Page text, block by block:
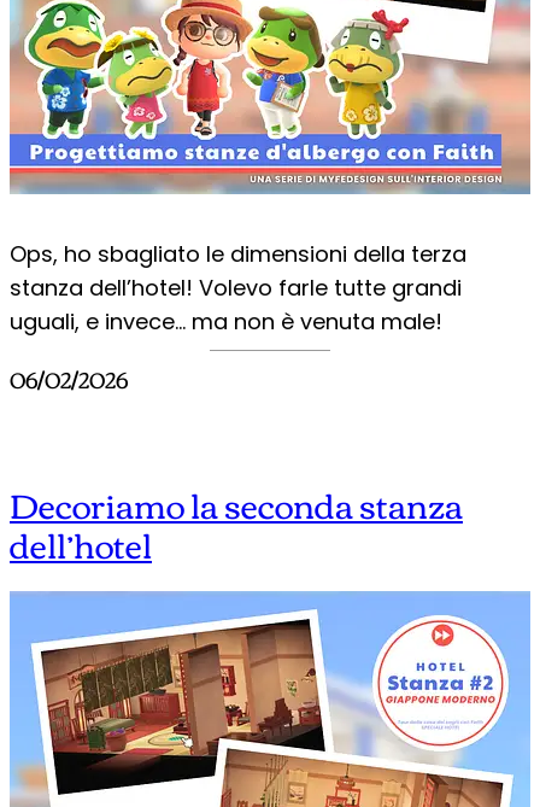
Ops, ho sbagliato le dimensioni della terza
stanza dell’hotel! Volevo farle tutte grandi
uguali, e invece… ma non è venuta male!
06/02/2026
Decoriamo la seconda stanza
dell’hotel